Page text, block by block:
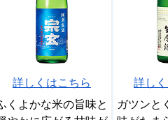
詳しくはこちら
くよかな米の旨味と
詳し
ガツンと